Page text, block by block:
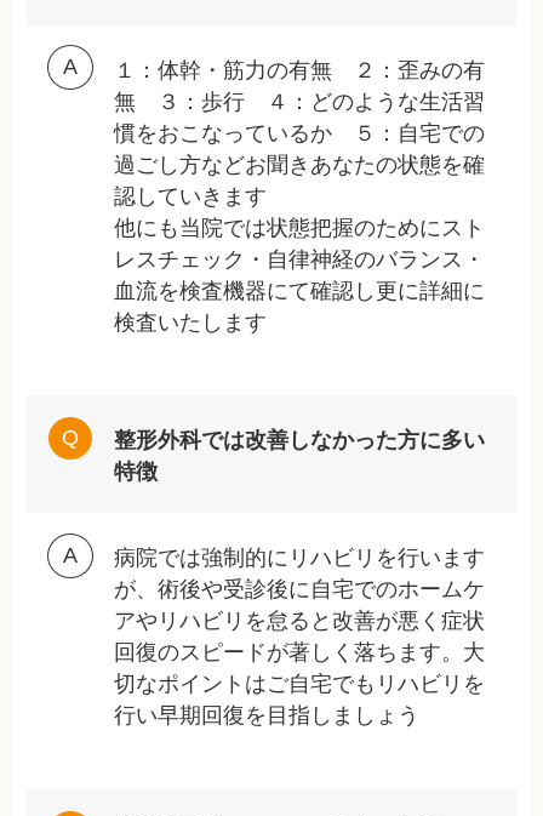
１：体幹・筋力の有無 ２：歪みの有
無 ３：歩行 ４：どのような生活習
慣をおこなっているか ５：自宅での
過ごし方などお聞きあなたの状態を確
認していきます
他にも当院では状態把握のためにスト
レスチェック・自律神経のバランス・
血流を検査機器にて確認し更に詳細に
検査いたします
整形外科では改善しなかった方に多い
特徴
病院では強制的にリハビリを行います
が、術後や受診後に自宅でのホームケ
アやリハビリを怠ると改善が悪く症状
回復のスピードが著しく落ちます。大
切なポイントはご自宅でもリハビリを
行い早期回復を目指しましょう